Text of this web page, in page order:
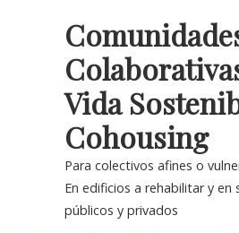
Vida
Cohousing
Para colectivos afines o
En edificios a rehabilitar y en
públicos y privados